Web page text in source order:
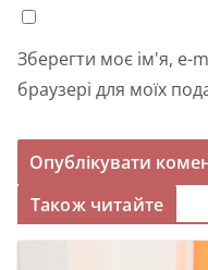
Зберегти моє ім'я, e-
браузері для моїх
Також читайте